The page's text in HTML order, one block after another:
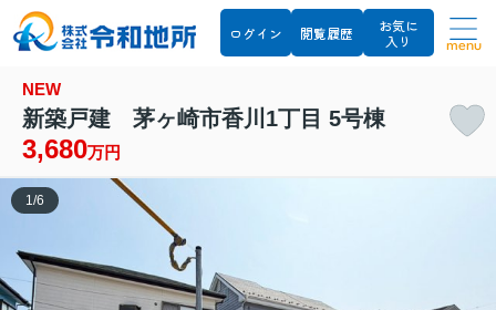
ログイン 閲覧履歴
お気に
入り
menu
NEW
新築戸建 茅ヶ崎市香川1丁目 5号棟
3,680万円
1 /6